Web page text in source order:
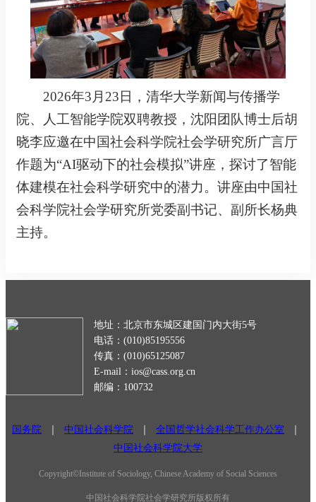
2026年3月23日，清华大学新闻与传播学
院、人工智能学院双聘教授，沈阳团队博士后胡
晓李应邀在中国社会科学院社会学研究所广言厅
作题为“AI驱动下的社会模拟”讲座，探讨了智能
体建模在社会科学研究中的潜力。讲座由中国社
会科学院社会学研究所党委副书记、副所长杨典
主持。
地址：北京市东城区建国门内大街5号
电话：(010)85195556
传真：(010)65125087
E-mail：ios@cass.org.cn
邮编：100732
国务院 中国社会科学院 全国哲学社会科学工作办公室
中国社会科学院大学
Copyright©Institute of Sociology, Chinese Academy of Social Sciences
中国社会科学院社会学研究所版权所有